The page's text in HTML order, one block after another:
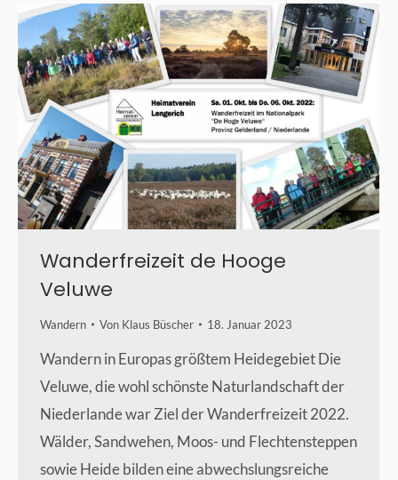
Wanderfreizeit de Hooge
Veluwe
Wandern Von Klaus Büscher 18. Januar 2023
Wandern in Europas größtem Heidegebiet Die
Veluwe, die wohl schönste Naturlandschaft der
Niederlande war Ziel der Wanderfreizeit 2022.
Wälder, Sandwehen, Moos- und Flechtensteppen
sowie Heide bilden eine abwechslungsreiche